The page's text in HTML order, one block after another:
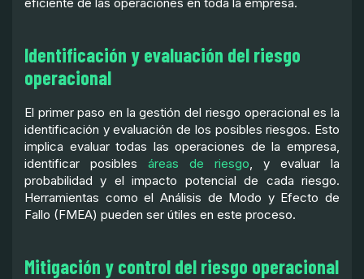
Identificación y evaluación del riesgo
operacional
El primer paso en la gestión del riesgo operacional es la
identificación y evaluación de los posibles riesgos. Esto
implica evaluar todas las operaciones de la empresa,
identificar posibles áreas de riesgo, y evaluar la
probabilidad y el impacto potencial de cada riesgo.
Herramientas como el Análisis de Modo y Efecto de
Fallo (FMEA) pueden ser útiles en este proceso.
Mitigación y control del riesgo operacional